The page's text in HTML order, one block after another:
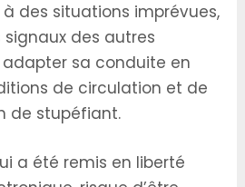
des situations imprévues,
des autres
sa conduite en
de circulation et de
de stupéfiant.
a été remis en liberté